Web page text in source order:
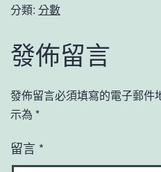
分類: 分數
發佈留言
發佈留言必須填寫的電子郵件
示為 *
留言 *